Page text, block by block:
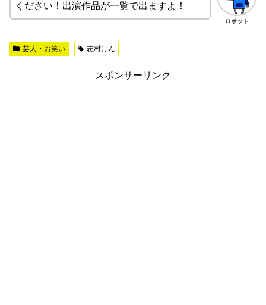
ロボット
ください！出演作品が一覧で出ますよ！
芸人・お笑い 志村けん
スポンサーリンク